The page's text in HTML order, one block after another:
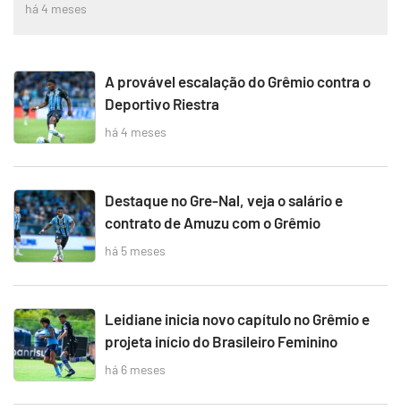
há 4 meses
A provável escalação do Grêmio contra o
Deportivo Riestra
há 4 meses
Destaque no Gre-Nal, veja o salário e
contrato de Amuzu com o Grêmio
há 5 meses
Leidiane inicia novo capítulo no Grêmio e
projeta início do Brasileiro Feminino
há 6 meses